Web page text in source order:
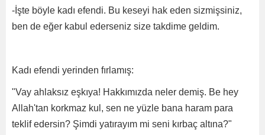
-İşte böyle kadı efendi. Bu keseyi hak eden sizmişsiniz,
ben de eğer kabul ederseniz size takdime geldim.
Kadı efendi yerinden fırlamış:
"Vay ahlaksız eşkıya! Hakkımızda neler demiş. Be hey
Allah'tan korkmaz kul, sen ne yüzle bana haram para
teklif edersin? Şimdi yatırayım mi seni kırbaç altına?"